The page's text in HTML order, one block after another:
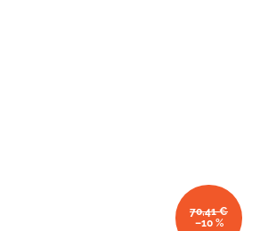
70,41 €
–10 %